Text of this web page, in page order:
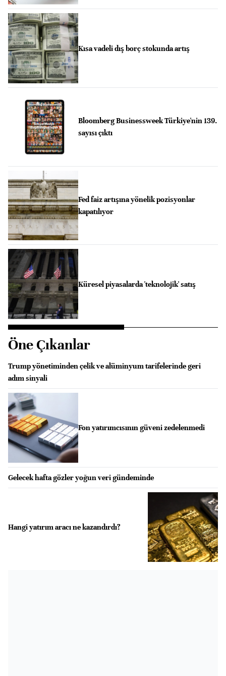
Kısa vadeli dış borç stokunda artış
Bloomberg Businessweek Türkiye'nin 139.
sayısı çıktı
Fed faiz artışına yönelik pozisyonlar
kapatılıyor
Küresel piyasalarda 'teknolojik' satış
Öne Çıkanlar
Trump yönetiminden çelik ve alüminyum tarifelerinde geri
adım sinyali
Fon yatırımcısının güveni zedelenmedi
Gelecek hafta gözler yoğun veri gündeminde
Hangi yatırım aracı ne kazandırdı?